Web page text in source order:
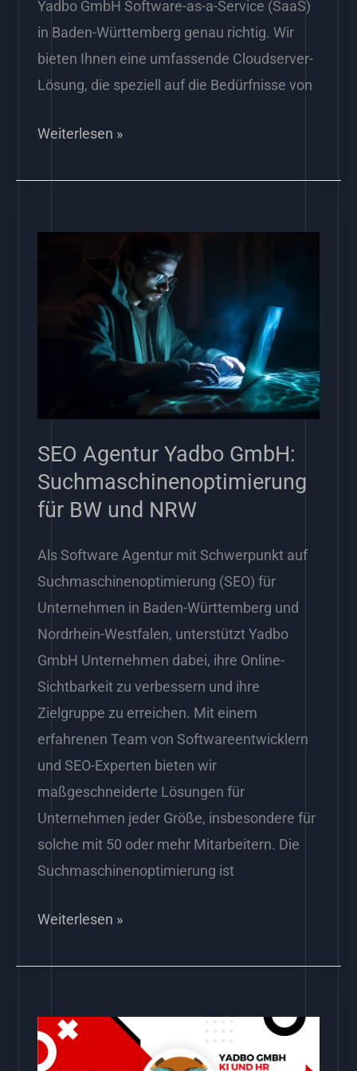
Yadbo GmbH Software-as-a-Service (SaaS)
in Baden-Württemberg genau richtig. Wir
bieten Ihnen eine umfassende Cloudserver-
Lösung, die speziell auf die Bedürfnisse von
Weiterlesen »
SEO Agentur Yadbo GmbH:
Suchmaschinenoptimierung
für BW und NRW
Als Software Agentur mit Schwerpunkt auf
Suchmaschinenoptimierung (SEO) für
Unternehmen in Baden-Württemberg und
Nordrhein-Westfalen, unterstützt Yadbo
GmbH Unternehmen dabei, ihre Online-
Sichtbarkeit zu verbessern und ihre
Zielgruppe zu erreichen. Mit einem
erfahrenen Team von Softwareentwicklern
und SEO-Experten bieten wir
maßgeschneiderte Lösungen für
Unternehmen jeder Größe, insbesondere für
solche mit 50 oder mehr Mitarbeitern. Die
Suchmaschinenoptimierung ist
Suchmaschinenoptimierung
NRW
Weiterlesen »
Die
Zukunft